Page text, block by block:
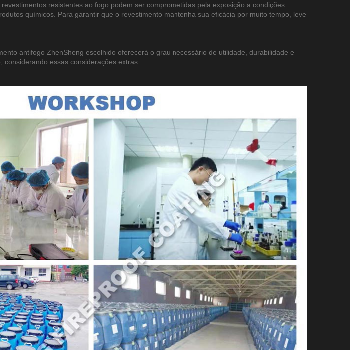
resistentes ao fogo podem ser comprometidas pela exposição a condições
químicos. Para garantir que o revestimento mantenha sua eficácia por muito tempo, leve
antifogo ZhenSheng escolhido oferecerá o grau necessário de utilidade, durabilidade e
essas considerações extras.